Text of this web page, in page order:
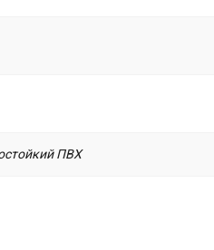
ПВХ